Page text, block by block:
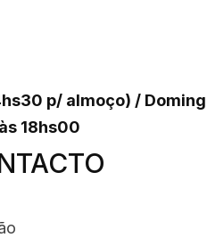
p/ almoço) /
18hs00